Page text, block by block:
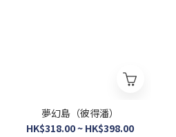
夢幻島（彼得潘）
HK$318.00 ~ HK$398.00